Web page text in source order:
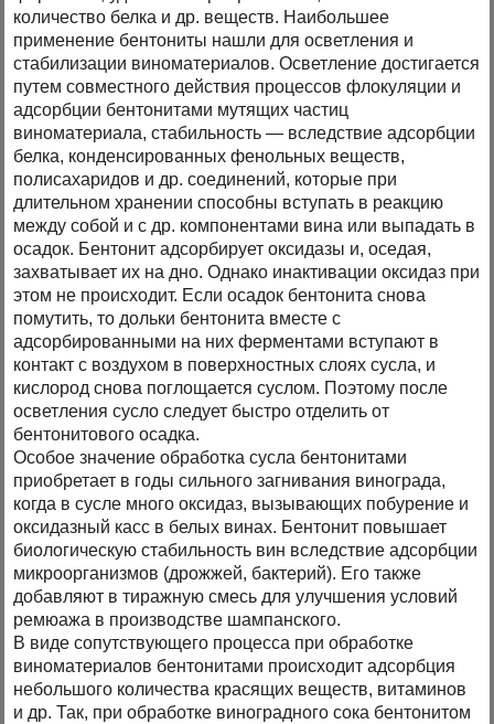
количество белка и др. веществ. Наибольшее
применение бентониты нашли для осветления и
стабилизации виноматериалов. Осветление достигается
путем совместного действия процессов флокуляции и
адсорбции бентонитами мутящих частиц
виноматериала, стабильность — вследствие адсорбции
белка, конденсированных фенольных веществ,
полисахаридов и др. соединений, которые при
длительном хранении способны вступать в реакцию
между собой и с др. компонентами вина или выпадать в
осадок. Бентонит адсорбирует оксидазы и, оседая,
захватывает их на дно. Однако инактивации оксидаз при
этом не происходит. Если осадок бентонита снова
помутить, то дольки бентонита вместе с
адсорбированными на них ферментами вступают в
контакт с воздухом в поверхностных слоях сусла, и
кислород снова поглощается суслом. Поэтому после
осветления сусло следует быстро отделить от
бентонитового осадка.
Особое значение обработка сусла бентонитами
приобретает в годы сильного загнивания винограда,
когда в сусле много оксидаз, вызывающих побурение и
оксидазный касс в белых винах. Бентонит повышает
биологическую стабильность вин вследствие адсорбции
микроорганизмов (дрожжей, бактерий). Его также
добавляют в тиражную смесь для улучшения условий
ремюажа в производстве шампанского.
В виде сопутствующего процесса при обработке
виноматериалов бентонитами происходит адсорбция
небольшого количества красящих веществ, витаминов
и др. Так, при обработке виноградного сока бентонитом